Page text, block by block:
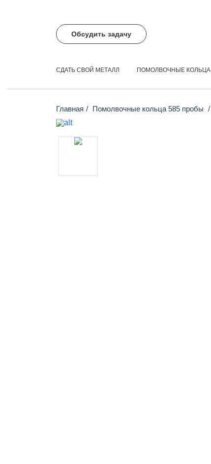
Обсудить задачу
СДАТЬ СВОЙ МЕТАЛЛ ПОМОЛВОЧНЫЕ КОЛЬЦА
Главная Помолвочные кольца 585 пробы